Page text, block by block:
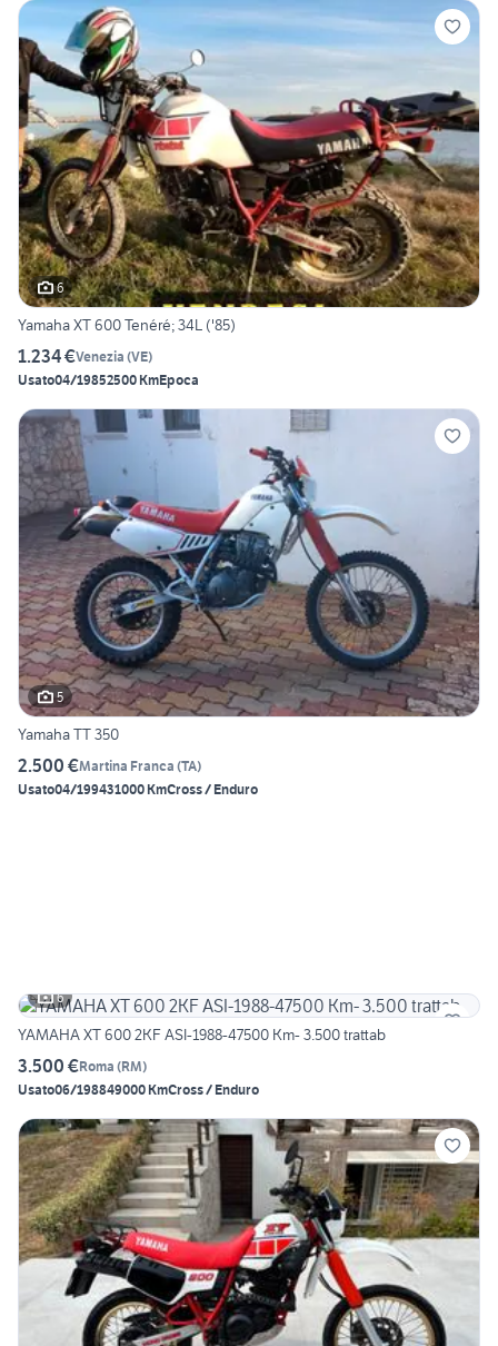
6
Yamaha XT 600 Tenéré; 34L ('85)
1.234 €Venezia (VE)
Usato04/19852500 KmEpoca
5
Yamaha TT 350
2.500 €Martina Franca (TA)
Usato04/199431000 KmCross / Enduro
6
YAMAHA XT 600 2KF ASI-1988-47500 Km- 3.500 trattab
3.500 €Roma (RM)
Usato06/198849000 KmCross / Enduro